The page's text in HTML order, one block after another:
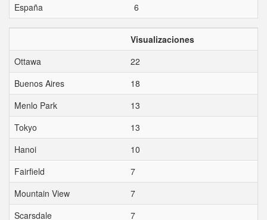
España
6
Visualizaciones
Ottawa
22
Buenos Aires
18
Menlo Park
13
Tokyo
13
Hanoi
10
Fairfield
7
Mountain View
7
Scarsdale
7